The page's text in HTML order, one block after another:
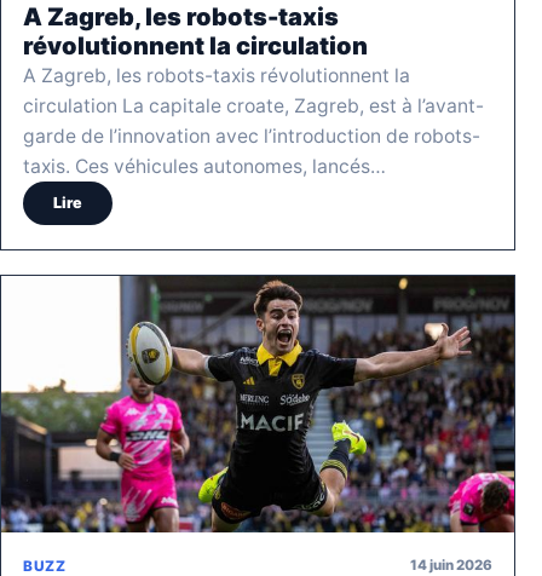
A Zagreb, les robots-taxis
révolutionnent la circulation
A Zagreb, les robots-taxis révolutionnent la
circulation La capitale croate, Zagreb, est à l’avant-
garde de l’innovation avec l’introduction de robots-
taxis. Ces véhicules autonomes, lancés…
Lire
BUZZ 14 juin 2026